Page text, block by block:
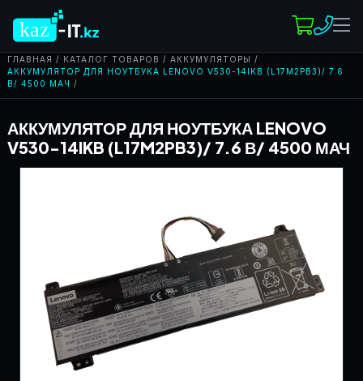
kaz
ГЛАВНАЯ / КАТАЛОГ ТОВАРОВ / АККУМУЛЯТОРЫ /
АККУМУЛЯТОР ДЛЯ НОУТБУКА LENOVO V530-14IKB (L17M2PB3)/ 7.6
В/ 4500 МАЧ /
АККУМУЛЯТОР ДЛЯ НОУТБУКА LENOVO
V530-14IKB (L17M2PB3)/ 7.6 В/ 4500 МАЧ